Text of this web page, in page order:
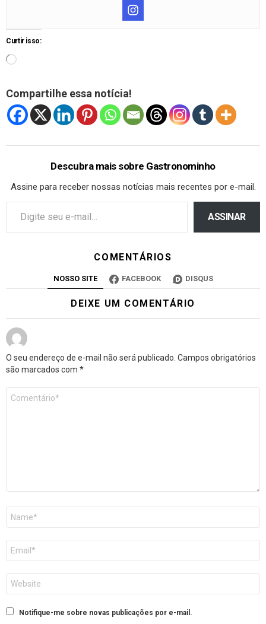
Curtir isso:
Compartilhe essa notícia!
Descubra mais sobre Gastronominho
Assine para receber nossas notícias mais recentes por e-mail.
ASSINAR
COMENTÁRIOS
NOSSO SITE FACEBOOK DISQUS
DEIXE UM COMENTÁRIO
O seu endereço de e-mail não será publicado. Campos obrigatórios
são marcados com *
mail
Notifique-me sobre novas publicações por e-mail.